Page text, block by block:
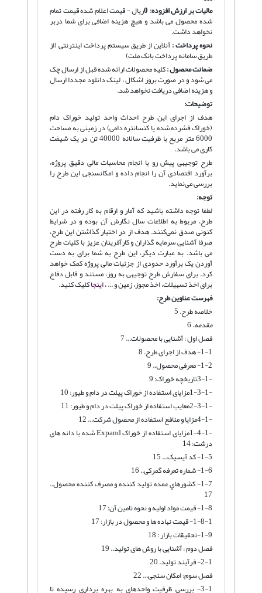
مالیات بر ارزش افزوده: 0ریال - قیمت اعلام شده قیمت تمام
شده محصول می باشد و هیچ هزینه اضافی برای شما دربر
نخواهد داشت.
نحوه پرداخت :آنلاین از طریق سیستم پرداخت اینترنتی (از
طریق سامانه پرداخت بانک ملت)
ضمانت محصول :کلیه محصولات ارائه شده قبل از ارسال چک
می شود و در صورت بروز اشکال ، لینک دانلود مجددا ارسال
و هزینه اضافی دریافت نخواهد شد.
توضیحات:
هدف از اجرای این طرح احداث واحد تولید خوراک دام
(خوراک فشرده شده یا کنسانتره دامی) در زمینی به مساحت
6000 متر مربع با ظرفیت سالانه 40000 تن در یک شیفت
کاری می باشد.
طرح توجیهی پیش رو با انجام محاسبات مالی دقیق پروژه،
برآورد اقتصادی آن را انجام داده و امکانسنجی این طرح را
بررسی می‌نماید.
توجه:
لطفا توجه داشته باشید که آمار و ارقام به کار رفته در این
طرح، مربوط به اطلاعات سال نگارش آن بوده و در شرایط
کنونی صدق نمی‌کنند. هدف از در اختیار گذاشتن این طرح،
صرفا آشنایی سرمایه گذاران و کارآفرینان عزیز با کلیات طرح
می باشد. به عبارت دیگر، این طرح به شما برای به دست
آوردن یک برآورد حدودی از جزئیات مالی پروژه کمک خواهد
کرد. برای سفارش طرح توجیهی به روز، مستند و قابل دفاع
برای اخذ تسهیلات، اخذ مجوز، زمین و ... ،اینجاکلیک کنید.
فهرست عناوین طرح:
خلاصه طرح. 5
مقدمه. 6
فصل اول : آشنایی با محصولات... 7
1-1- هدف از اجرای طرح. 8
1-2- معرفی محصول.. 9
-3-1تاریخچه خوراک: 9
-1-3-1مزایای استفاده از خوراک پیلت در دام و طیور: 10
-2-3-1معایب استفاده از خوراک پیلت در دام و طیور: 11
-4-1مزایا و منافع استفاده از محصول شرکت... 12
-1-4-1مزایای استفاده از خوراک Expand شده با دانه های
درشت: 14
1-5- کد آیسیک... 15
1-6- شماره تعرفه گمرکی.. 16
1-7- کشورهاي عمده تولید کننده و مصرف کننده محصول..
17
1-8- قیمت مواد اولیه و نحوه تامین آن: 17
1-8-1- قیمت نهاده ها و محصول در بازار: 17
1-9-تحقیقات بازار : 18
فصل دوم : آشنایی با روش های تولید.. 19
2-1- فرآیند تولید. 20
فصل سوم: امکان سنجی... 22
3-1- بررسی ظرفیت واحدهای به بهره برداری رسیده تا